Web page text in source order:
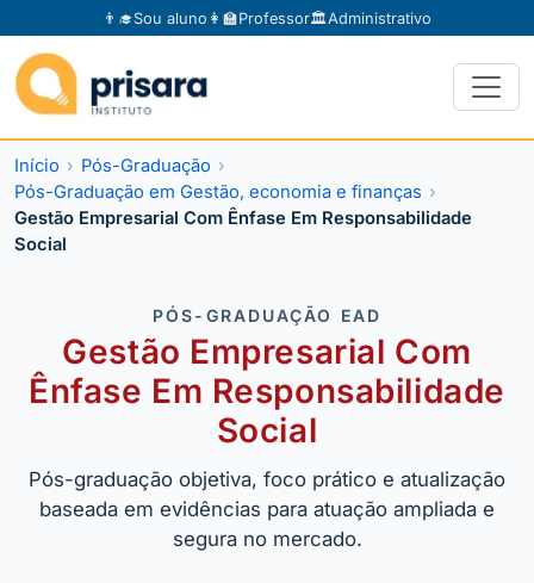
👨‍🎓Sou aluno 👩‍🏫Professor🏛️Administrativo
Início
Pós-Graduação
Pós-Graduação em Gestão, economia e finanças
Gestão Empresarial Com Ênfase Em Responsabilidade
Social
PÓS-GRADUAÇÃO EAD
Gestão Empresarial Com
Ênfase Em Responsabilidade
Social
Pós-graduação objetiva, foco prático e atualização
baseada em evidências para atuação ampliada e
segura no mercado.